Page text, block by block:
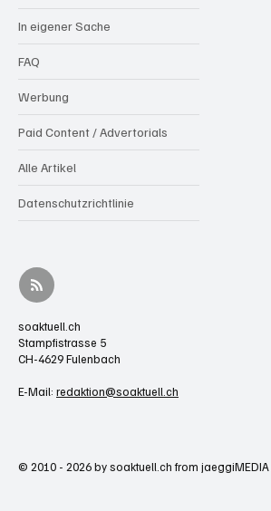
In eigener Sache
FAQ
Werbung
Paid Content / Advertorials
Alle Artikel
Datenschutzrichtlinie
soaktuell.ch
Stampfistrasse 5
CH-4629 Fulenbach
E-Mail: redaktion@soaktuell.ch
© 2010 - 2026 by soaktuell.ch from jaeggiMEDIA